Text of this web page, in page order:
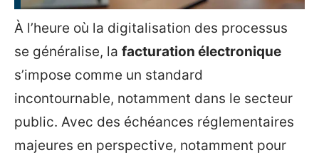
À l’heure où la digitalisation des processus
se généralise, la facturation électronique
s’impose comme un standard
incontournable, notamment dans le secteur
public. Avec des échéances réglementaires
majeures en perspective, notamment pour